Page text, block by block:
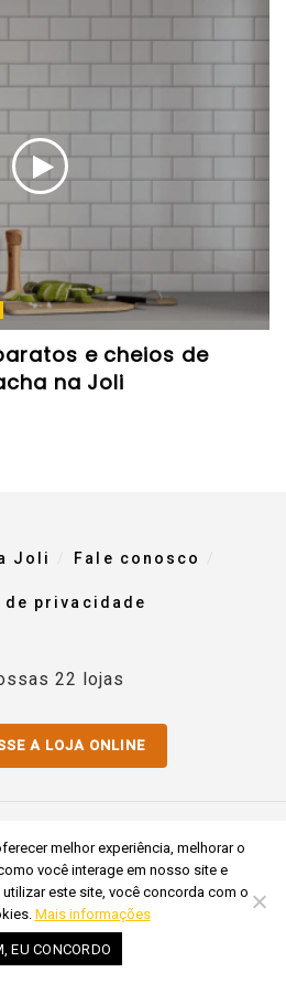
e cheios de
na Joli
Joli Fale conosco
privacidade
22 lojas
A LOJA ONLINE
2023. Comércio De Materiais Para
CNPJ 51.769.255/0001-54
melhor experiência, melhorar o
você interage em nosso site e
este site, você concorda com o
Mais informações
EU CONCORDO